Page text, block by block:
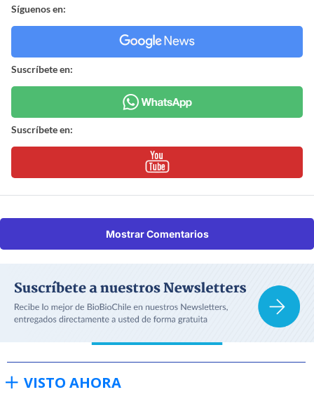
Síguenos en:
Suscríbete en:
Suscríbete en:
Mostrar Comentarios
VISTO AHORA